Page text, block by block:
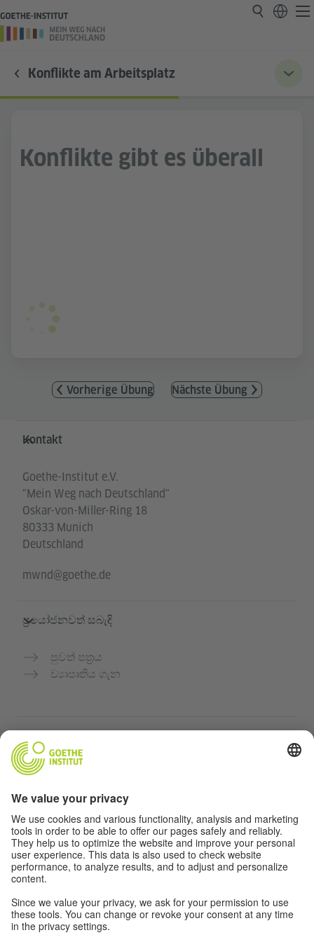
Konflikte am Arbeitsplatz
Konflikte gibt es überall
Vorherige Übung Nächste Übung
Service- und Informationsbereich
Kontakt
Goethe-Institut e.V.
"Mein Weg nach Deutschland"
Oskar-von-Miller-Ring 18
80333 Munich
Deutschland
mwnd@goethe.de
ප්‍රයෝජනවත් සබැඳි
පුවත් පත්‍රය
ව්‍යාපෘතිය ගැන
ගෝතේ ආයතනයේ ජර්මන් භාෂා පාඨමාලා
ගුරුවරුන් සඳහා පෝර්ටලය "Deutschstunde"
රහස්‍යතා සහ ප්‍රවේශය
රහස්‍යතා සැකසුම්